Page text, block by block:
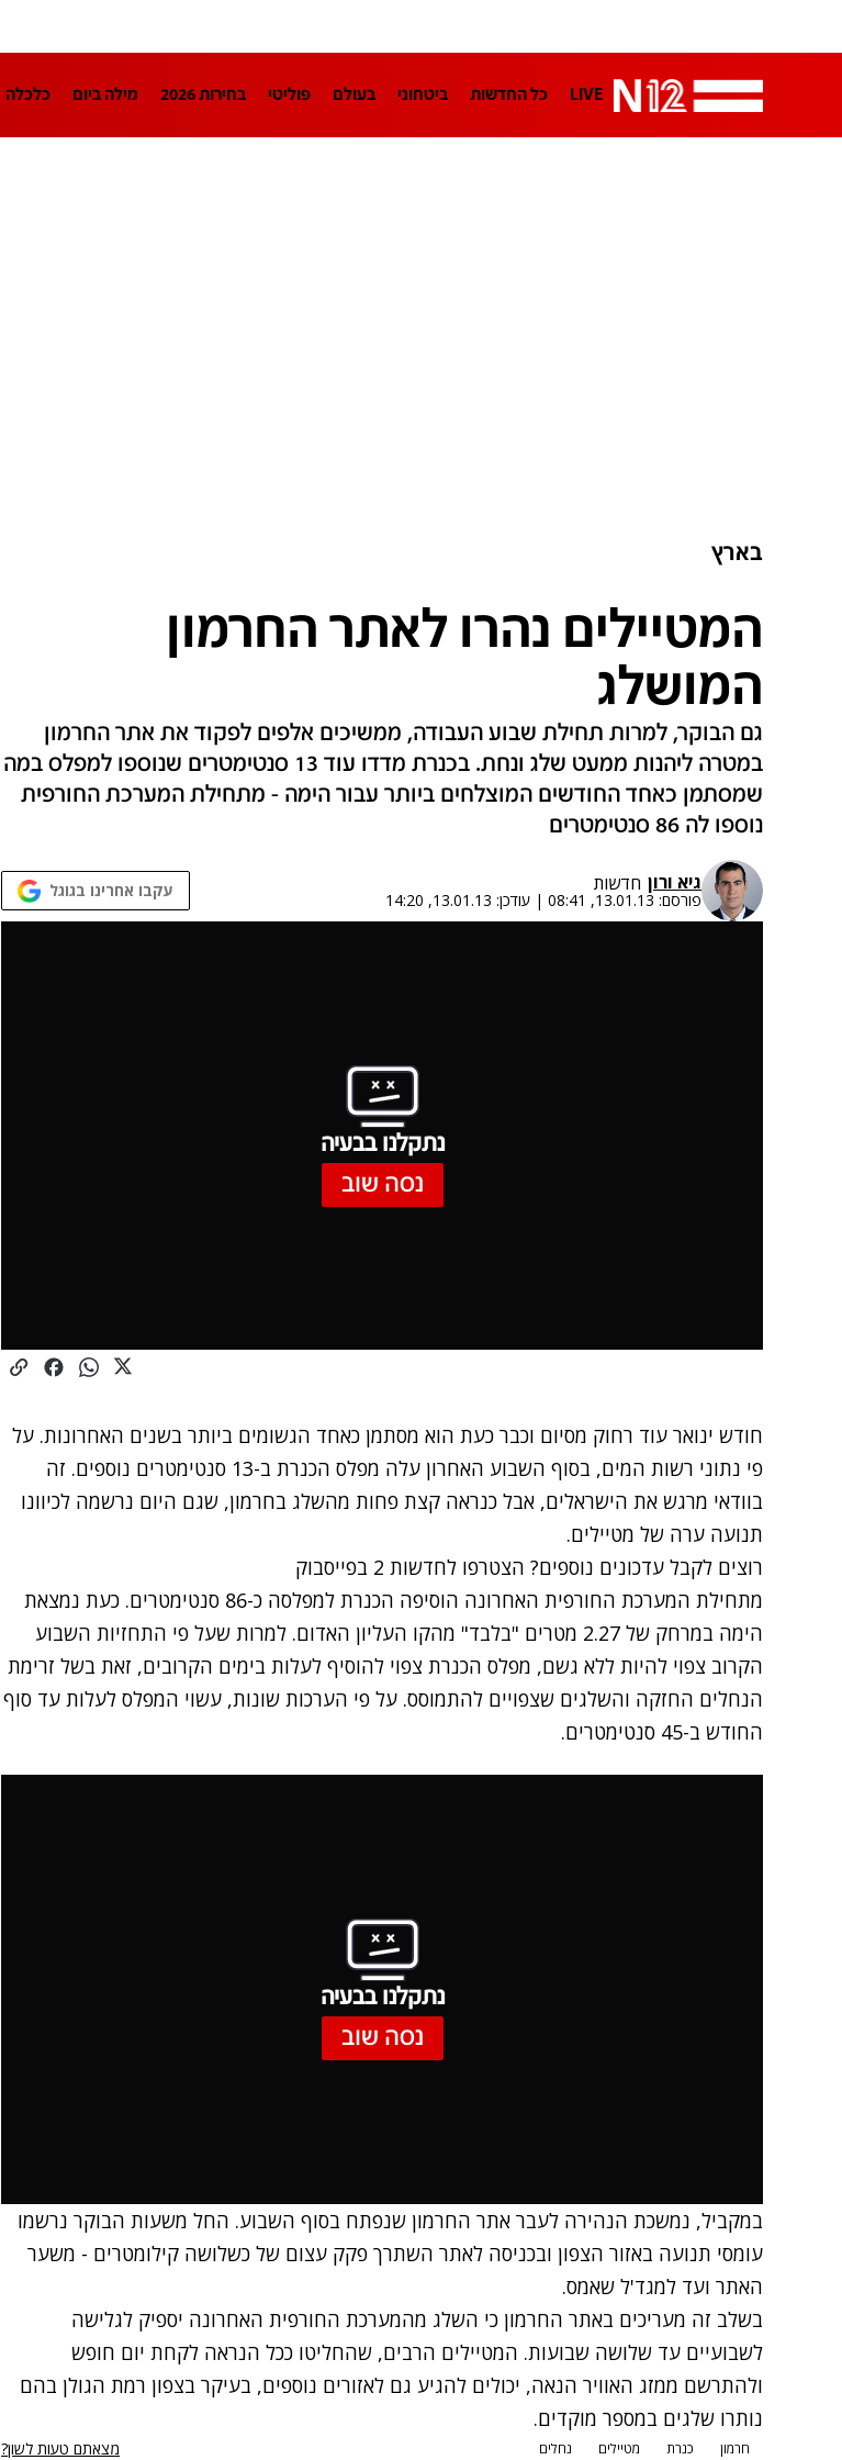
LIVE כל החדשות ביטחוני בעולם פוליטי בחירות 2026 מילה ביום כלכלה
בארץ
המטיילים נהרו לאתר החרמון
המושלג
גם הבוקר, למרות תחילת שבוע העבודה, ממשיכים אלפים לפקוד את אתר החרמון
במטרה ליהנות ממעט שלג ונחת. בכנרת מדדו עוד 13 סנטימטרים שנוספו למפלס במה
שמסתמן כאחד החודשים המוצלחים ביותר עבור הימה - מתחילת המערכת החורפית
נוספו לה 86 סנטימטרים
גיא ורון חדשות
פורסם: 13.01.13, 08:41
| עודכן: 13.01.13, 14:20 עקבו אחרינו בגוגל
נתקלנו בבעיה
נסה שוב
חודש ינואר עוד רחוק מסיום וכבר כעת הוא מסתמן כאחד הגשומים ביותר בשנים האחרונות. על
פי נתוני רשות המים, בסוף השבוע האחרון עלה מפלס הכנרת ב-13 סנטימטרים נוספים. זה
בוודאי מרגש את הישראלים, אבל כנראה קצת פחות מהשלג בחרמון, שגם היום נרשמה לכיוונו
תנועה ערה של מטיילים.
רוצים לקבל עדכונים נוספים? הצטרפו לחדשות 2 בפייסבוק
מתחילת המערכת החורפית האחרונה הוסיפה הכנרת למפלסה כ-86 סנטימטרים. כעת נמצאת
הימה במרחק של 2.27 מטרים "בלבד" מהקו העליון האדום. למרות שעל פי התחזיות השבוע
הקרוב צפוי להיות ללא גשם, מפלס הכנרת צפוי להוסיף לעלות בימים הקרובים, זאת בשל זרימת
הנחלים החזקה והשלגים שצפויים להתמוסס. על פי הערכות שונות, עשוי המפלס לעלות עד סוף
החודש ב-45 סנטימטרים.
נתקלנו בבעיה
נסה שוב
במקביל, נמשכת הנהירה לעבר אתר החרמון שנפתח בסוף השבוע. החל משעות הבוקר נרשמו
עומסי תנועה באזור הצפון ובכניסה לאתר השתרך פקק עצום של כשלושה קילומטרים - משער
האתר ועד למגד'ל שאמס.
בשלב זה מעריכים באתר החרמון כי השלג מהמערכת החורפית האחרונה יספיק לגלישה
לשבועיים עד שלושה שבועות. המטיילים הרבים, שהחליטו ככל הנראה לקחת יום חופש
ולהתרשם ממזג האוויר הנאה, יכולים להגיע גם לאזורים נוספים, בעיקר בצפון רמת הגולן בהם
נותרו שלגים במספר מוקדים.
חרמון כנרת מטיילים נחלים מצאתם טעות לשון?